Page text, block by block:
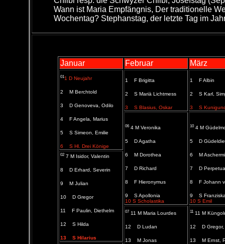
Wann ist Maria Empfängnis, Der traditionelle
Wochentag? Stephanstag, der letzte Tag im
Januar Februar März
011 D Neujahr
2 M Berchtold
3 D Genoveva, Odilo
4 F Angela, Marius
5 S Simeon, Emilie
6 S Hl. Drei Könige
1 F Brigitta
2 S Mariä Lichtmess
3 S Blasius, Oskar
1 F Albin
2 S Karl,
3 S
064 M Veronika
5 D Agatha
6 M Dorothea
7 D Richard
8 F Hieronymus
9 S Apollonia
10 S Scholastika
104 M
5 D
6 M
7 D
8 F Johann
9 S
10 S Emil
027 M Isidor, Valentin
8 D Erhard, Severin
9 M Julian
10 D Gregor
11 F Paulin, Diethelm
12 S Hilda
13 S Hilarius
07 11 M Maria Lourdes
12 D Ludan
13 M Jonas
11 11 M
12 D
13 M Ernst,